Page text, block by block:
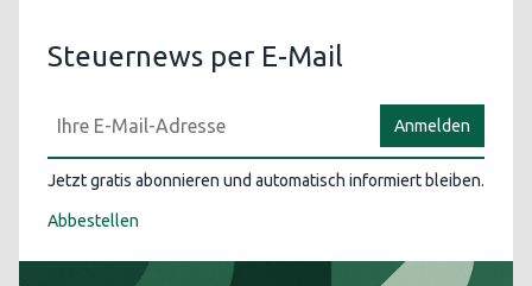
Steuernews per E-Mail
Anmelden
Jetzt gratis abonnieren und automatisch informiert bleiben.
Abbestellen